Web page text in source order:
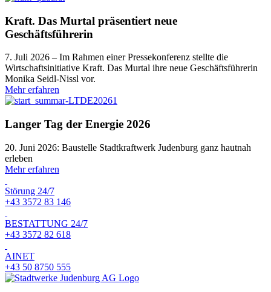
Kraft. Das Murtal präsentiert neue
Geschäftsführerin
7. Juli 2026 – Im Rahmen einer Pressekonferenz stellte die
Wirtschaftsinitiative Kraft. Das Murtal ihre neue Geschäftsführerin
Monika Seidl-Nissl vor.
Mehr erfahren
Langer Tag der Energie 2026
20. Juni 2026: Baustelle Stadtkraftwerk Judenburg ganz hautnah
erleben
Mehr erfahren
Störung 24/7
+43 3572 83 146
BESTATTUNG 24/7
+43 3572 82 618
AINET
+43 50 8750 555